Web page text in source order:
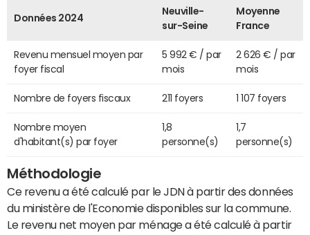
Données 2024
Neuville-
sur-Seine
Moyenne
France
Revenu mensuel moyen par
foyer fiscal
5 992 € / par
mois
2 626 € / par
mois
Nombre de foyers fiscaux 211 foyers 1 107 foyers
Nombre moyen
d'habitant(s) par foyer
1,8
personne(s)
1,7
personne(s)
Méthodologie
Ce revenu a été calculé par le JDN à partir des données
du ministère de l'Economie disponibles sur la commune.
Le revenu net moyen par ménage a été calculé à partir